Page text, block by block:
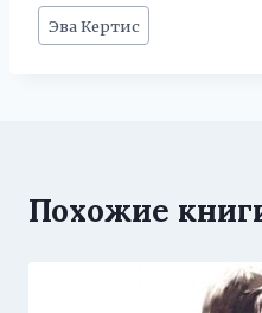
Метки
записи:
Эва Кертис
Похожие